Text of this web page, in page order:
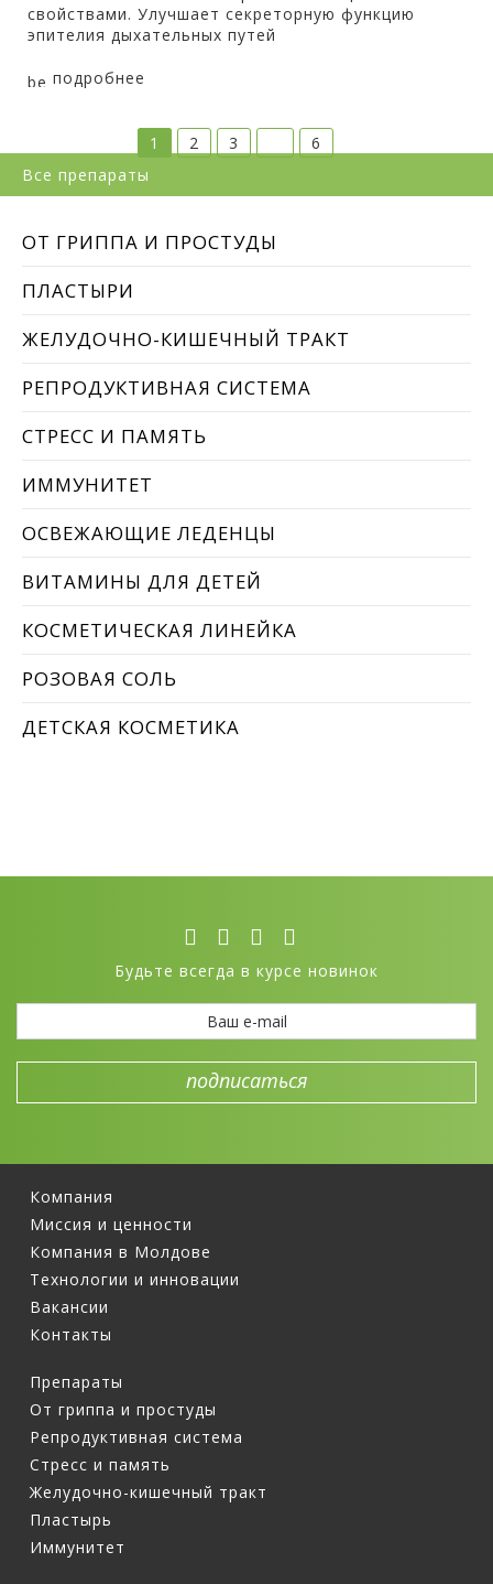
Все препараты
ОТ ГРИППА И ПРОСТУДЫ
ПЛАСТЫРИ
ЖЕЛУДОЧНО-КИШЕЧНЫЙ ТРАКТ
РЕПРОДУКТИВНАЯ СИСТЕМА
СТРЕСС И ПАМЯТЬ
ИММУНИТЕТ
ОСВЕЖАЮЩИЕ ЛЕДЕНЦЫ
ВИТАМИНЫ ДЛЯ ДЕТЕЙ
КОСМЕТИЧЕСКАЯ ЛИНЕЙКА
РОЗОВАЯ СОЛЬ
ДЕТСКАЯ КОСМЕТИКА
свойствами. Улучшает секреторную функцию
эпителия дыхательных путей
подробнее
1 2 3 6
Будьте всегда в курсе новинок
Компания
Миссия и ценности
Компания в Молдове
Технологии и инновации
Вакансии
Контакты
Препараты
От гриппа и простуды
Репродуктивная система
Стресс и память
Желудочно-кишечный тракт
Пластырь
Иммунитет